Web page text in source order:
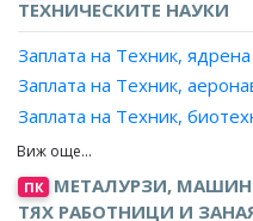
ТЕХНИЧЕСКИТЕ НАУКИ
Заплата на Техник,
Заплата на Техник,
Заплата на Техник,
Заплата на Техник,
Заплата на Техник-
Заплата на Техник-
ПК МЕТАЛУРЗИ,
ТЯХ РАБОТНИЦИ И